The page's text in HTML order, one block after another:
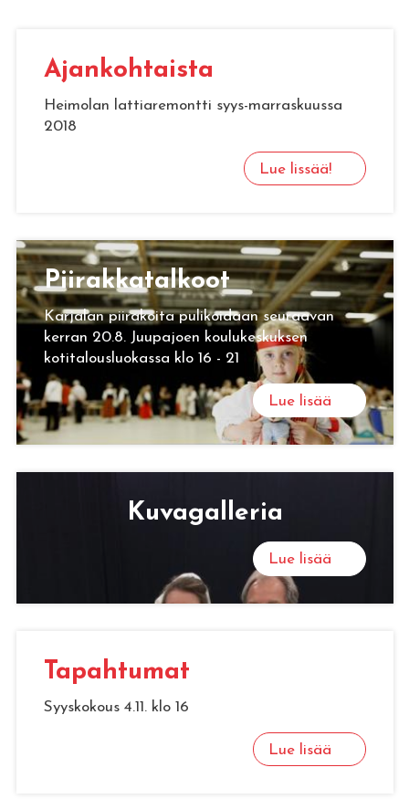
Ajan­koh­tais­ta
Heimolan lattiaremontti syys-marraskuussa
2018
Lue lissää!
Pii­rak­ka­tal­koot
Karjalan piirakoita pulikoidaan seuraavan
kerran 20.8. Juupajoen koulukeskuksen
kotitalousluokassa klo 16 - 21
Lue lisää
Ku­va­gal­le­ria
Lue lisää
Ta­pah­tu­mat
Syyskokous 4.11. klo 16
Lue lisää